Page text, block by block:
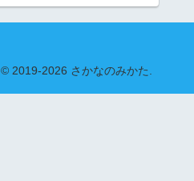
© 2019-2026 さかなのみかた.